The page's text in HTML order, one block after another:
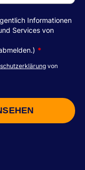
Informationen
Services von
*
von